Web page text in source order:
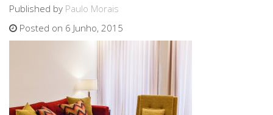
Published by Paulo Morais
Posted on 6 Junho, 2015